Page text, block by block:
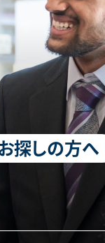
探しの方へ